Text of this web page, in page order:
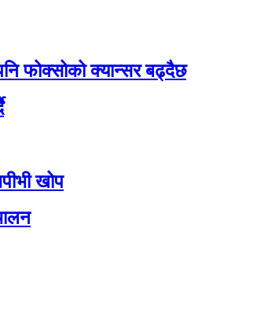
फोक्सोको क्यान्सर बढ्दैछ
खोप